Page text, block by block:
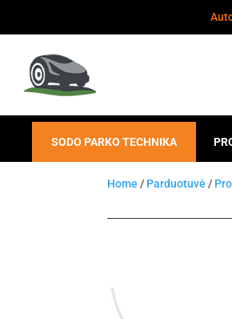
SODO PARKO TECHNIKA
Home / Parduotuvė /